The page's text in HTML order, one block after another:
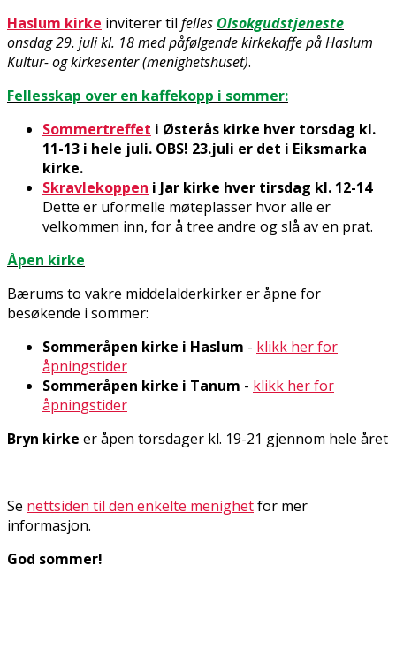
Haslum kirke inviterer til felles Olsokgudstjeneste
onsdag 29. juli kl. 18 med påfølgende kirkekaffe på Haslum
Kultur- og kirkesenter (menighetshuset).
Fellesskap over en kaffekopp i sommer:
Sommertreffet i Østerås kirke hver torsdag kl.
11-13 i hele juli. OBS! 23.juli er det i Eiksmarka
kirke.
Skravlekoppen i Jar kirke hver tirsdag kl. 12-14
Dette er uformelle møteplasser hvor alle er
velkommen inn, for å treffe andre og slå av en prat.
Åpen kirke
Bærums to vakre middelalderkirker er åpne for
besøkende i sommer:
Sommeråpen kirke i Haslum - klikk her for
åpningstider
Sommeråpen kirke i Tanum - klikk her for
åpningstider
Bryn kirke er åpen torsdager kl. 19-21 gjennom hele året
Se nettsiden til den enkelte menighetfor mer
informasjon.
God sommer!